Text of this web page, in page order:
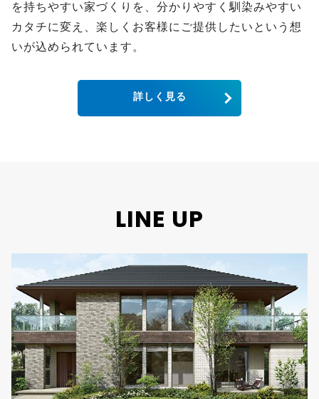
を持ちやすい家づくりを、分かりやすく馴染みやすい
カタチに変え、楽しくお客様にご提供したいという想
いが込められています。
詳しく見る
LINE UP